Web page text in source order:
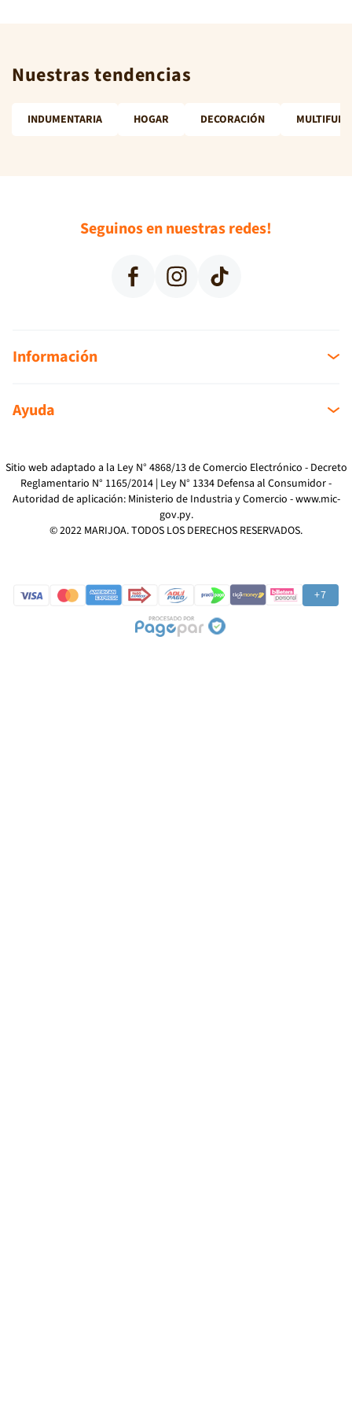
Nuestras tendencias
INDUMENTARIA HOGAR DECORACIÓN
Seguinos en nuestras redes!
Facebook Instagram TikTok
Información
Sucursales
Ayuda
Devoluciones
Reclamos
Preguntas Frecuentes
Términos y Condiciones
Sitio web adaptado a la Ley N° 4868/13 de Comercio Electrónico - Decreto
Reglamentario N° 1165/2014 | Ley N° 1334 Defensa al Consumidor -
Autoridad de aplicación: Ministerio de Industria y Comercio -www.mic-
gov.py.
© 2022 MARIJOA. TODOS LOS DERECHOS RESERVADOS.